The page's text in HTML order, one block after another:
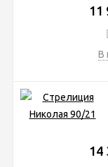
11
В
14